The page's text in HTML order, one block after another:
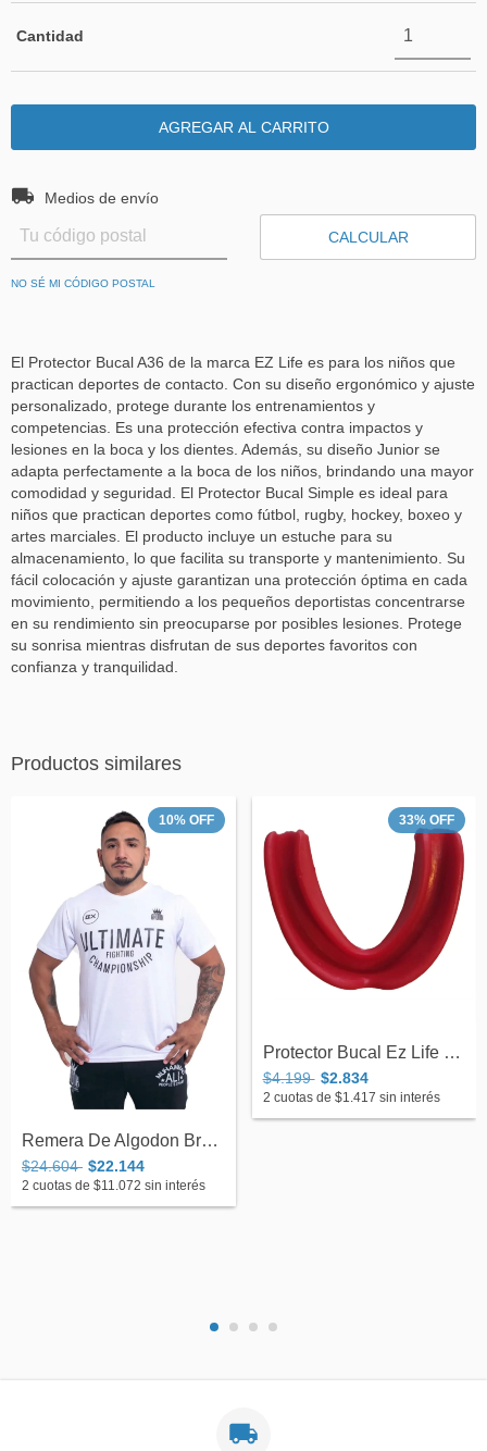
Cantidad
Entregas para el CP:
Medios de envío
CALCULAR
NO SÉ MI CÓDIGO POSTAL
El Protector Bucal A36 de la marca EZ Life es para los niños que
practican deportes de contacto. Con su diseño ergonómico y ajuste
personalizado, protege durante los entrenamientos y
competencias. Es una protección efectiva contra impactos y
lesiones en la boca y los dientes. Además, su diseño Junior se
adapta perfectamente a la boca de los niños, brindando una mayor
comodidad y seguridad. El Protector Bucal Simple es ideal para
niños que practican deportes como fútbol, rugby, hockey, boxeo y
artes marciales. El producto incluye un estuche para su
almacenamiento, lo que facilita su transporte y mantenimiento. Su
fácil colocación y ajuste garantizan una protección óptima en cada
movimiento, permitiendo a los pequeños deportistas concentrarse
en su rendimiento sin preocuparse por posibles lesiones. Protege
su sonrisa mientras disfrutan de sus deportes favoritos con
confianza y tranquilidad.
Productos similares
10% OFF
Remera De Algodon Bronx Ultimate Champio...
$24.604 $22.144
2 cuotas de $11.072 sin interés
33% OFF
Protector Bucal Ez Life Simple
$4.199 $2.834
2 cuotas de $1.417 sin interés